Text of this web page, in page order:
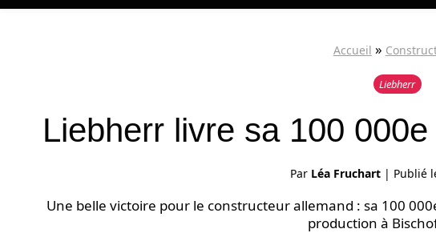
Accueil »
Liebherr
Liebherr livre sa 100
Par Léa Fruchart | Publié
Une belle victoire pour le constructeur allemand : sa 100
production à